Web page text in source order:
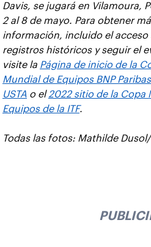
Davis, se jugará en Vilamoura,
2 al 8 de mayo. Para obtener
información, incluido el acceso
registros históricos y seguir el
visite la Página de inicio de la
Mundial de Equipos BNP
USTA o el2022 sitio de la Copa
Equipos de la ITF.
Todas las fotos: Mathilde Dusol/